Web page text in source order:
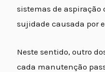
sistemas de aspiração
sujidade causada por
Neste sentido, outro
cada manutenção